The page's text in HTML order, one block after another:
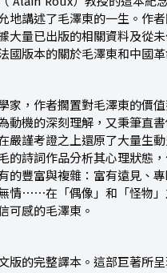
地講述了毛澤東的一生。作
大量已出版的相關資料及從
國版本的關於毛澤東和中國革
家，作者擱置對毛澤東的價
動機的深刻理解，又秉筆直
嚴謹考證之上還原了大量生
的詩詞作品分析其心理狀態
的豐富與複雜：富有遠見、
情⋯⋯在「偶像」和「怪物」
可感的毛澤東。
版的完整譯本。這部巨著所